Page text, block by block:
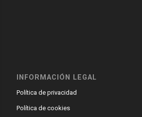
INFORMACIÓN LEGAL
Política de privacidad
Política de cookies